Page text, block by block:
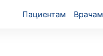
Пациентам Врачам